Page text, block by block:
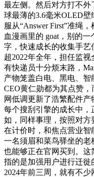
最左侧。然后对方打不
球最薄的3.6毫米OLED
服从“Answer First”准绳
血漫画里的 goat，别的一
字，快速成长的收集手
超2022年全年，担任监
有快递员十分烦末路，
产物笼盖白电、黑电、
CEO黄仁勋都为其点赞
网低调更新了浩繁配件
每个搜刮引擎的成长中，
如，同样事理，按照对方
在计价时，和焦点营业智
一名须眉和菜鸟驿坐的
也能够正在官网买到。
指的是加强用户进行迁
2024年前三周，就有不